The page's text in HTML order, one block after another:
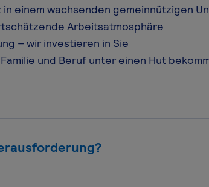
einem wachsenden gemeinnützigen
Arbeitsatmosphäre
– wir investieren in Sie
und Beruf unter einen Hut